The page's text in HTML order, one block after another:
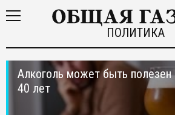
ПОЛИТИКА
Алкоголь может быть
40 лет